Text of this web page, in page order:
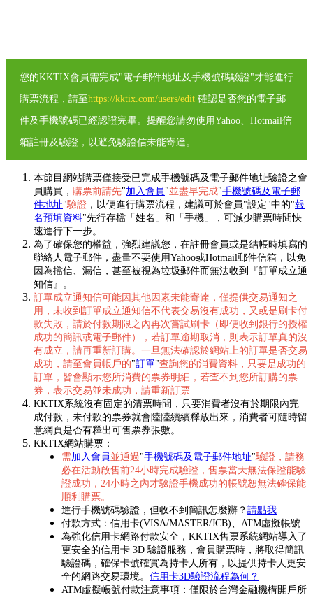
您的KKTIX會員需完成"電子郵件地址及手機號碼驗證"才能進行
購票流程，請至https://kktix.com/users/edit 確認是否您的電子郵
件及手機號碼已經認證完畢。提醒您請勿使用Yahoo、Hotmail信
箱註冊及驗證，以避免驗證信未能寄達。
本節目網站購票僅接受已完成手機號碼及電子郵件地址驗證之會
員購買， 購票前請先"加入會員 "並盡早完成"手機號碼及電子郵
件地址"驗證 ，以便進行購票流程，建議可於會員"設定"中的"報
名預填資料"先行存檔「姓名」和「手機」，可減少購票時間快
速進行下一步。
為了確保您的權益，強烈建議您，在註冊會員或是結帳時填寫的
聯絡人電子郵件，盡量不要使用Yahoo或Hotmail郵件信箱，以免
因為擋信、漏信，甚至被視為垃圾郵件而無法收到『訂單成立通
知信』。
訂單成立通知信可能因其他因素未能寄達，僅提供交易通知之
用，未收到訂單成立通知信不代表交易沒有成功，又或是刷卡付
款失敗，請於付款期限之內再次嘗試刷卡（即便收到銀行的授權
成功的簡訊或電子郵件），若訂單逾期取消，則表示訂單真的沒
有成立，請再重新訂購。一旦無法確認於網站上的訂單是否交易
成功，請至會員帳戶的"訂單"查詢您的消費資料，只要是成功的
訂單，皆會顯示您所消費的票券明細，若查不到您所訂購的票
券，表示交易並未成功，請重新訂票
KKTIX系統沒有固定的清票時間，只要消費者沒有於期限內完
成付款，未付款的票券就會陸陸續續釋放出來，消費者可隨時留
意網頁是否有釋出可售票券張數。
KKTIX網站購票：
需加入會員 並通過"手機號碼及電子郵件地址"驗證，請務
必在活動啟售前24小時完成驗證，售票當天無法保證能驗
證成功，24小時之內才驗證手機成功的帳號恕無法確保能
順利購票。
進行手機號碼驗證，但收不到簡訊怎麼辦？ 請點我
付款方式：信用卡(VISA/MASTER/JCB)、ATM虛擬帳號
為強化信用卡網路付款安全，KKTIX售票系統網站導入了
更安全的信用卡 3D 驗證服務，會員購票時，將取得簡訊
驗證碼，確保卡號確實為持卡人所有，以提供持卡人更安
全的網路交易環境。 信用卡3D驗證流程為何？
ATM虛擬帳號付款注意事項：僅限於台灣金融機構開戶所